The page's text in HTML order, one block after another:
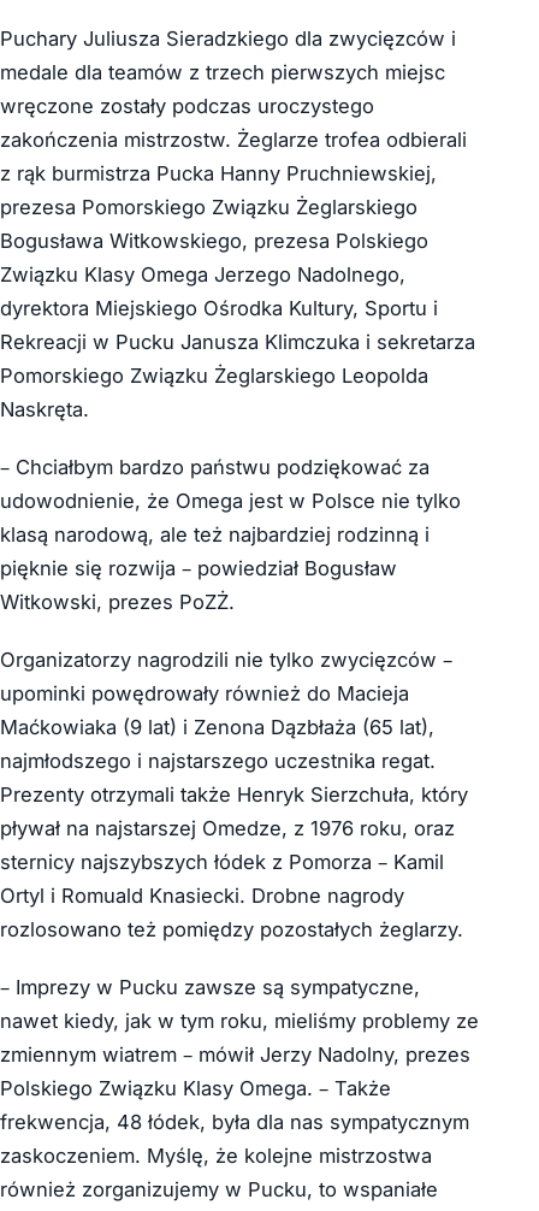
Puchary Juliusza Sieradzkiego dla zwycięzców i
medale dla teamów z trzech pierwszych miejsc
wręczone zostały podczas uroczystego
zakończenia mistrzostw. Żeglarze trofea odbierali
z rąk burmistrza Pucka Hanny Pruchniewskiej,
prezesa Pomorskiego Związku Żeglarskiego
Bogusława Witkowskiego, prezesa Polskiego
Związku Klasy Omega Jerzego Nadolnego,
dyrektora Miejskiego Ośrodka Kultury, Sportu i
Rekreacji w Pucku Janusza Klimczuka i sekretarza
Pomorskiego Związku Żeglarskiego Leopolda
Naskręta.
– Chciałbym bardzo państwu podziękować za
udowodnienie, że Omega jest w Polsce nie tylko
klasą narodową, ale też najbardziej rodzinną i
pięknie się rozwija – powiedział Bogusław
Witkowski, prezes PoZŻ.
Organizatorzy nagrodzili nie tylko zwycięzców –
upominki powędrowały również do Macieja
Maćkowiaka (9 lat) i Zenona Dązbłaża (65 lat),
najmłodszego i najstarszego uczestnika regat.
Prezenty otrzymali także Henryk Sierzchuła, który
pływał na najstarszej Omedze, z 1976 roku, oraz
sternicy najszybszych łódek z Pomorza – Kamil
Ortyl i Romuald Knasiecki. Drobne nagrody
rozlosowano też pomiędzy pozostałych żeglarzy.
– Imprezy w Pucku zawsze są sympatyczne,
nawet kiedy, jak w tym roku, mieliśmy problemy ze
zmiennym wiatrem – mówił Jerzy Nadolny, prezes
Polskiego Związku Klasy Omega. – Także
frekwencja, 48 łódek, była dla nas sympatycznym
zaskoczeniem. Myślę, że kolejne mistrzostwa
również zorganizujemy w Pucku, to wspaniałe